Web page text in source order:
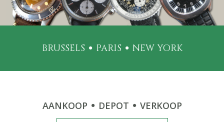
BRUSSELS PARIS NEW YORK
AANKOOP DEPOT VERKOOP